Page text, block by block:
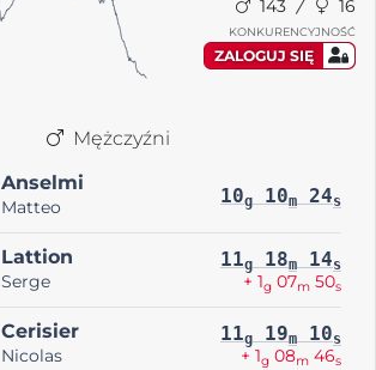
143 16
KONKURENCYJNOŚĆ
ZALOGUJ SIĘ
Mężczyźni
Anselmi
Matteo 10g 10m 24s
Lattion
Serge
11g 18m 14s
+ 1g 07m 50s
Cerisier
Nicolas
11g 19m 10s
+ 1g 08m 46s